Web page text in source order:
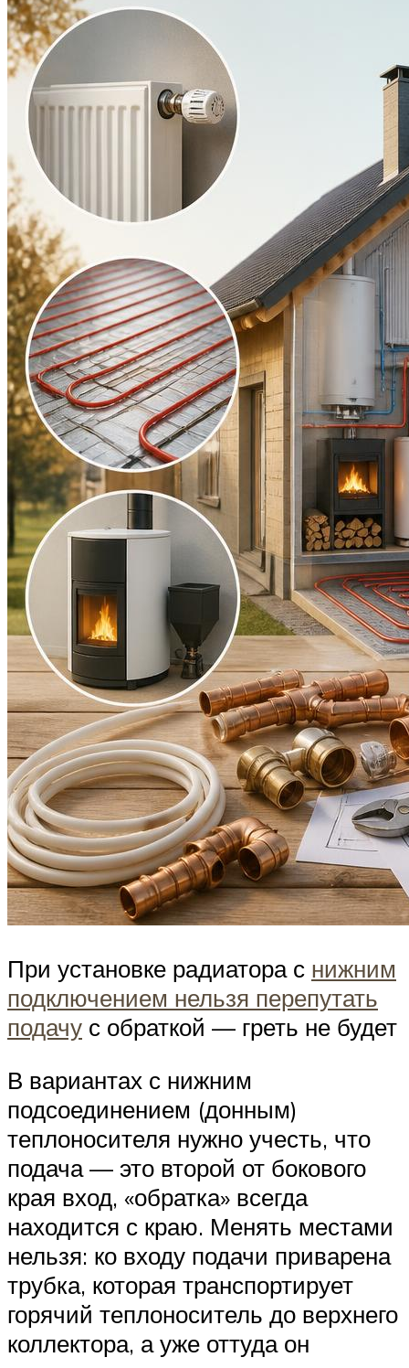
При установке радиатора с нижним
подключением нельзя перепутать
подачу с обраткой — греть не будет
В вариантах с нижним
подсоединением (донным)
теплоносителя нужно учесть, что
подача — это второй от бокового
края вход, «обратка» всегда
находится с краю. Менять местами
нельзя: ко входу подачи приварена
трубка, которая транспортирует
горячий теплоноситель до верхнего
коллектора, а уже оттуда он